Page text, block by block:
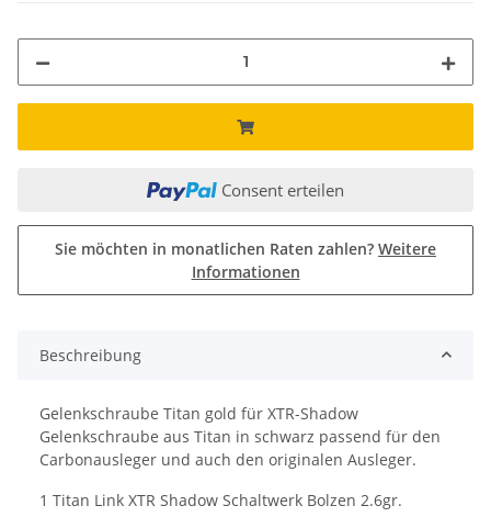
Consent erteilen
Sie möchten in monatlichen Raten zahlen? Weitere
Informationen
Beschreibung
Gelenkschraube Titan gold für XTR-Shadow
Gelenkschraube aus Titan in schwarz passend für den
Carbonausleger und auch den originalen Ausleger.
1 Titan Link XTR Shadow Schaltwerk Bolzen 2.6gr.